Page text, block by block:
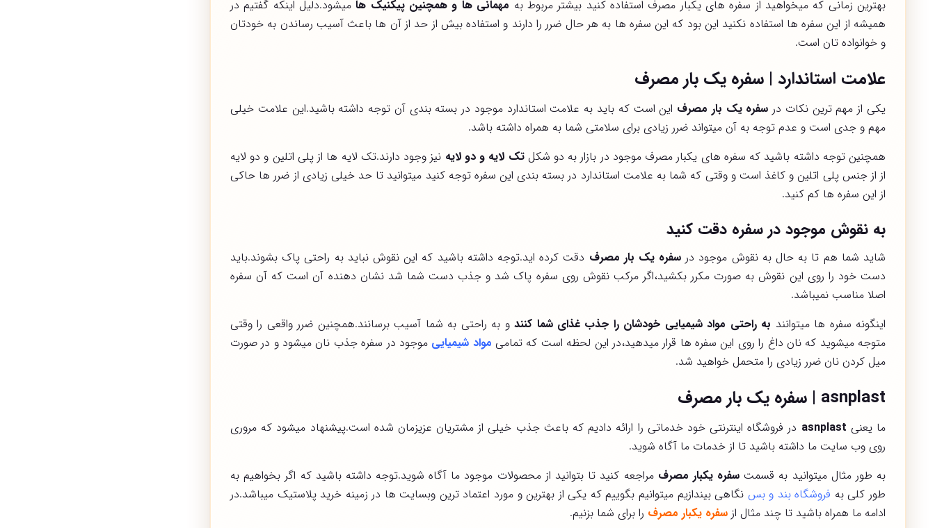
بهترین زمانی که میخواهید از سفره های یکبار مصرف استفاده کنید بیشتر مربوط به مهمانی ها و همچنین پیکنیک هامیشود.دلیل اینکه گفتیم در
همیشه از این سفره ها استفاده نکنید این بود که این سفره ها به هر حال ضرر را دارند و استفاده بیش از حد از آن ها باعث آسیب رساندن به خودتان
و خوانواده تان است.
علامت استاندارد | سفره یک بار مصرف
یکی از مهم ترین نکات در سفره یک بار مصرف این است که باید به علامت استاندارد موجود در بسته بندی آن توجه داشته باشید.این علامت خیلی
مهم و جدی است و عدم توجه به آن میتواند ضرر زیادی برای سلامتی شما به همراه داشته باشد.
همچنین توجه داشته باشید که سفره های یکبار مصرف موجود در بازار به دو شکلتک لایه و دو لایه نیز وجود دارند.تک لایه ها از پلی اتلین و دو لایه
از از جنس پلی اتلین و کاغذ است و وقتی که شما به علامت استاندارد در بسته بندی این سفره توجه کنید میتوانید تا حد خیلی زیادی از ضرر ها حاکی
از این سفره ها کم کنید.
به نقوش موجود در سفره دقت کنید
شاید شما هم تا به حال به نقوش موجود در سفره یک بار مصرف دقت کرده اید.توجه داشته باشید که این نقوش نباید به راحتی پاک بشوند.باید
دست خود را روی این نقوش به صورت مکرر بکشید،اگر مرکب نقوش روی سفره پاک شد و جذب دست شما شد نشان دهنده آن است که آن سفره
اصلا مناسب نمیباشد.
اینگونه سفره ها میتوانند به راحتی مواد شیمیایی خودشان را جذب غذای شما کنندو به راحتی به شما آسیب برسانند.همچنین ضرر واقعی را وقتی
متوجه میشوید که نان داغ را روی این سفره ها قرار میدهید،در این لحظه است که تمامی مواد شیمیایی موجود در سفره جذب نان میشود و در صورت
میل کردن نان ضرر زیادی را متحمل خواهید شد.
asnplast | سفره یک بار مصرف
ما یعنی asnplast در فروشگاه اینترنتی خود خدماتی را ارائه دادیم که باعث جذب خیلی از مشتریان عزیزمان شده است.پیشنهاد میشود که مروری
روی وب سایت ما داشته باشید تا از خدمات ما آگاه شوید.
به طور مثال میتوانید به قسمت سفره یکبار مصرف مراجعه کنید تا بتوانید از محصولات موجود ما آگاه شوید.توجه داشته باشید که اگر بخواهیم به
طور کلی به فروشگاه بند و بس نگاهی بیندازیم میتوانیم بگوییم که یکی از بهترین و مورد اعتماد ترین وبسایت ها در زمینه خرید پلاستیک میباشد.در
ادامه ما همراه باشید تا چند مثال از سفره یکبار مصرف را برای شما بزنیم.